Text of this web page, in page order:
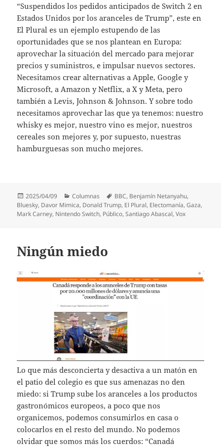
“Suspendidos los pedidos anticipados de Switch 2 en
Estados Unidos por los aranceles de Trump”, este en
El Plural es un ejemplo estupendo de las
oportunidades que se nos plantean en Europa:
aprovechar la situación del mercado para mejorar
precios y suministros, e impulsar nuevos sectores.
Necesitamos crear alternativas a Apple, Google y
Microsoft, a Amazon y Netflix, a X y Meta, pero
también a Levis, Johnson & Johnson. Y sobre todo
necesitamos aprovechar las que ya tenemos: nuestro
whisky es mejor, nuestro vino es mejor, nuestros
cereales son mejores y, por supuesto, nuestras
hamburguesas son mucho mejores.
Publicado
el
2025/04/09 Categorías
Columnas Etiquetas
BBC, Benjamín Netanyahu,
Bluesky, Davor Mimica, Donald Trump, El Plural, Electomanía,Gaza,
Mark Carney, Nintendo Switch, Público,Santiago Abascal,Vox
Ningún miedo
Lo que más desconcierta y desactiva a un matón en
el patio del colegio es que sus amenazas no den
miedo: si Trump sube los aranceles a los productos
gastronómicos europeos, a poco que nos
organicemos, podemos consumirlos en casa o
colocarlos en el resto del mundo. No podemos
olvidar que somos más los cuerdos: “Canadá